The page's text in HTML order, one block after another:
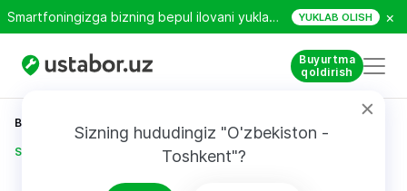
Smartfoningizga bizning bepul ilovani yuklab oling! YUKLAB OLISH ×
Buyurtma
qoldirish
Sizning hududingiz "O'zbekiston -
Toshkent"?
Bosh sahifa